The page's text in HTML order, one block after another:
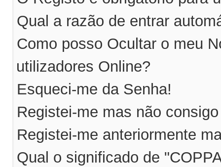
Qual a razão de entrar
Como posso Ocultar o meu
utilizadores Online?
Esqueci-me da Senha!
Registei-me mas não
Registei-me anteriormente
Qual o significado de